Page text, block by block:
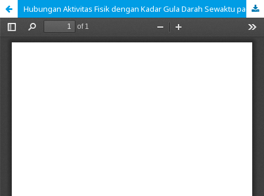
Hubungan Aktivitas Fisik dengan Kadar Gula Darah Sewaktu pada Lansia Penderita Diabetes Melitus di Wilayah Kerja UPT Puskesmas Babakan Sari Kota Bandung